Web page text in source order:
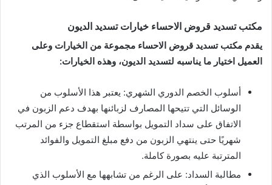
مكتب تسديد قروض الاحساء خيارات تسديد الديون
يقدم مكتب تسديد قروض الاحساء مجموعة من الخيارات وعلى
العميل اختيار ما يناسبه لتسديد الديون، وهذه الخيارات:
أسلوب الخصم الدوري الشهري: يعتبر هذا الأسلوب من
الوسائل التي تتيحها المصارف لزبائنها بهدف دعم الزبون في
الاتفاق على سداد التمويل بواسطة استقطاع جزء من المرتب
شهريًا حتى ينتهي الزبون من دفع مبلغ التمويل والفوائد
المترتبة عليه بصورة كاملة.
مطالبة السداد: على الرغم من تشابهها مع الأسلوب الذي